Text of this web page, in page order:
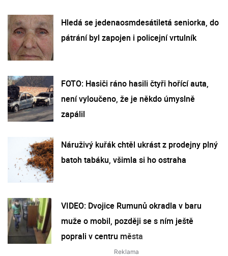
Hledá se jedenaosmdesátiletá seniorka, do
pátrání byl zapojen i policejní vrtulník
FOTO: Hasiči ráno hasili čtyři hořící auta,
není vyloučeno, že je někdo úmyslně
zapálil
Náruživý kuřák chtěl ukrást z prodejny plný
batoh tabáku, všimla si ho ostraha
VIDEO: Dvojice Rumunů okradla v baru
muže o mobil, později se s ním ještě
poprali v centru města